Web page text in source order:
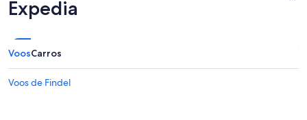
Expedia
VoosCarros
Voos de Findel